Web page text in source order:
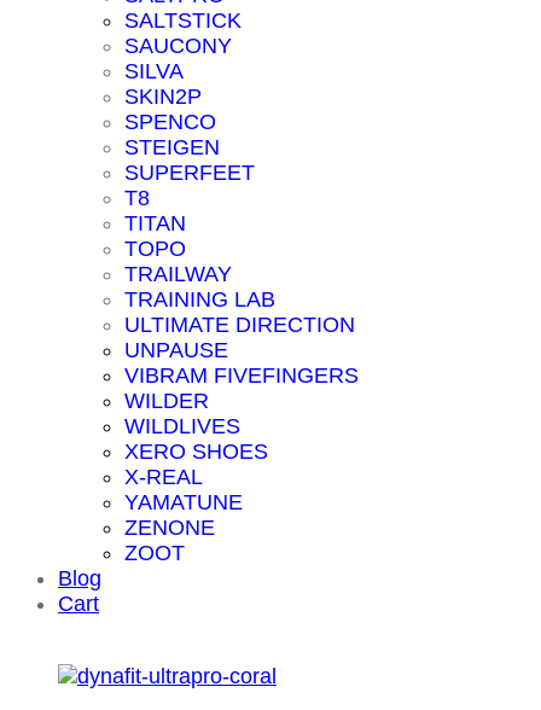
SALTSTICK
SAUCONY
SILVA
SKIN2P
SPENCO
STEIGEN
SUPERFEET
T8
TITAN
TOPO
TRAILWAY
TRAINING LAB
ULTIMATE DIRECTION
UNPAUSE
VIBRAM FIVEFINGERS
WILDER
WILDLIVES
XERO SHOES
X-REAL
YAMATUNE
ZENONE
ZOOT
Blog
Cart